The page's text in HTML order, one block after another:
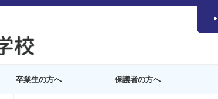
卒業生の方へ 保護者の方へ